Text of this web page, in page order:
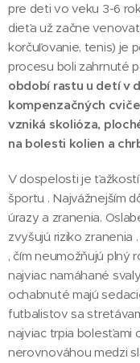
pre deti vo veku 3-6
dieťa už začne
korčuľovanie, tenis) je
procesu boli zahrnuté
období rastu u detí v
kompenzačných
vzniká skolióza,
na bolesti kolien a
V dospelosti je
športu . Najvážnejším
úrazy a zranenia.
zvyšujú riziko
, čím neumožňujú plný
najviac namáhané
ochabnuté majú
futbalistov sa
najviac trpia bolesťami
nerovnováhou medzi